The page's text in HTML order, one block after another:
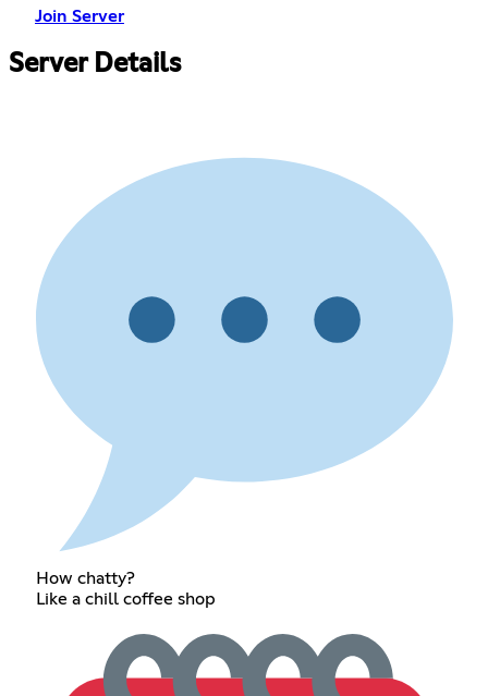
Join Server
Server Details
How chatty?
Like a chill coffee shop